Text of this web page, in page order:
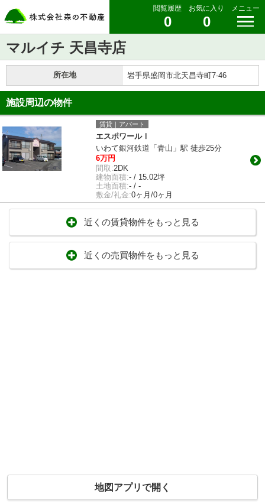
閲覧履歴
0
お気に入り
0
メニュー
マルイチ 天昌寺店
所在地 岩手県盛岡市北天昌寺町7-46
施設周辺の物件
賃貸｜アパート
エスポワールⅠ
いわて銀河鉄道「青山」駅 徒歩25分
6万円
間取:2DK
建物面積:- / 15.02坪
土地面積:- / -
敷金/礼金:0ヶ月/0ヶ月
近くの賃貸物件をもっと見る
近くの売買物件をもっと見る
地図アプリで開く